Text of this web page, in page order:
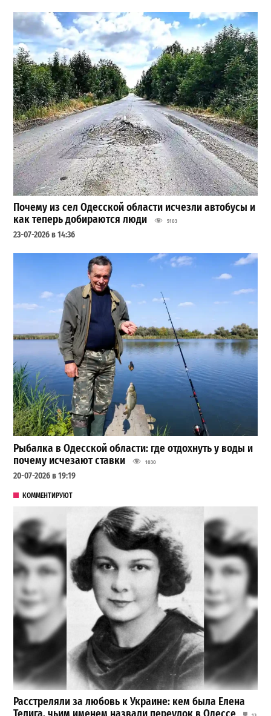
Почему из сел Одесской области исчезли автобусы и
как теперь добираются люди
5103
23-07-2026 в 14:36
Рыбалка в Одесской области: где отдохнуть у воды и
почему исчезают ставки
1030
20-07-2026 в 19:19
КОММЕНТИРУЮТ
Расстреляли за любовь к Украине: кем была Елена